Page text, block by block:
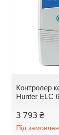
Контролер
Hunter ELC
3 793 ₴
Під